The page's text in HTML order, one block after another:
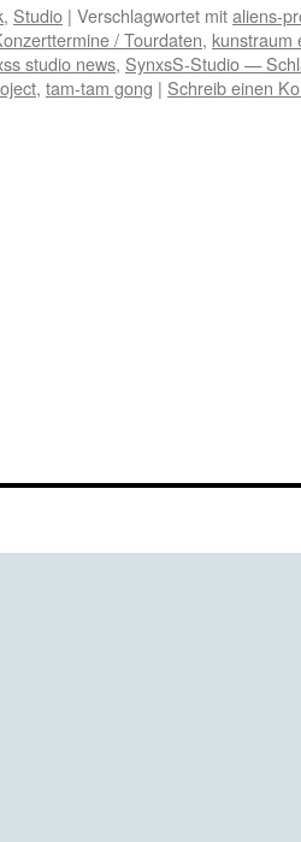
, Studio | Verschlagwortet mitaliens-
/ Tourdaten, kunstraum
studio news, SynxsS-Studio —
, tam-tam gong | Schreib einen